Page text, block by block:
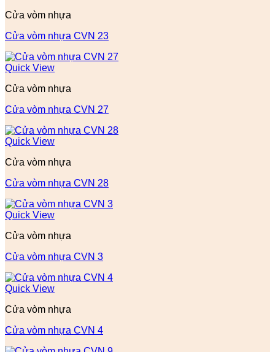
Cửa vòm nhựa
Cửa vòm nhựa CVN 23
Quick View
Cửa vòm nhựa
Cửa vòm nhựa CVN 27
Quick View
Cửa vòm nhựa
Cửa vòm nhựa CVN 28
Quick View
Cửa vòm nhựa
Cửa vòm nhựa CVN 3
Quick View
Cửa vòm nhựa
Cửa vòm nhựa CVN 4